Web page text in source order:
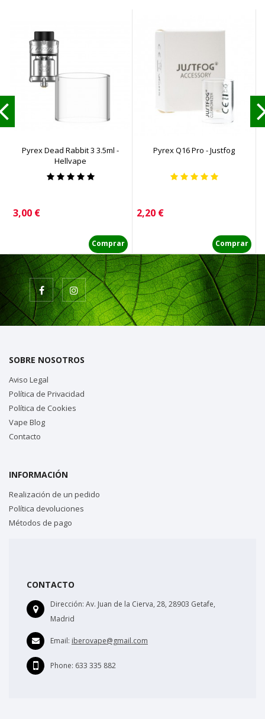
Pyrex Dead Rabbit 3 3.5ml -
Hellvape
Precio
3,00 €
Comprar
Pyrex Q16 Pro - Justfog
Precio
2,20 €
Comprar
SOBRE NOSOTROS
Aviso Legal
Política de Privacidad
Política de Cookies
Vape Blog
Contacto
INFORMACIÓN
Realización de un pedido
Política devoluciones
Métodos de pago
CONTACTO
Dirección: Av. Juan de la Cierva, 28, 28903 Getafe,
Madrid
Email: iberovape@gmail.com
Phone: 633 335 882